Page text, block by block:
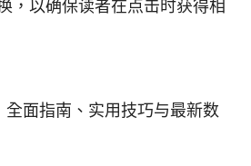
，以确保读者在点击时获得相
面指南、实用技巧与最新数